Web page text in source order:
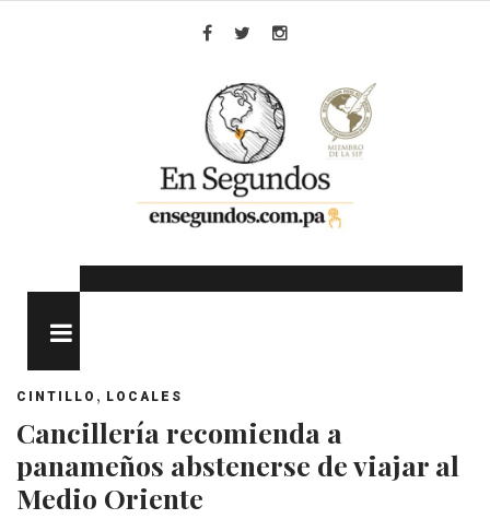
CINTILLO , LOCALES
Cancillería recomienda a
panameños abstenerse de viajar al
Medio Oriente